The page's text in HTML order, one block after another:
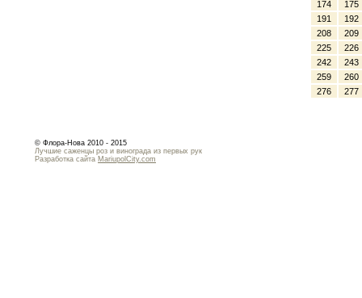
174
175
191
192
208
209
225
226
242
243
259
260
276
277
© Флора-Нова 2010 - 2015
Лучшие саженцы роз и винограда из первых рук
Разработка сайта MariupolCity.com